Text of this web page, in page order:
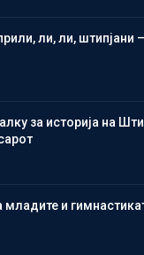
ли, ли, штипјани
за историја на
младите и